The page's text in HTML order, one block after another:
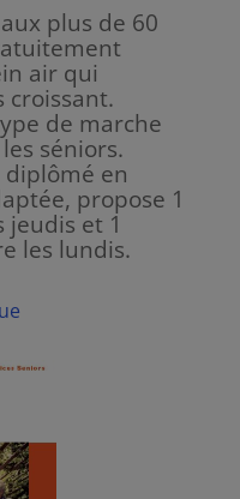
plus de 60
air qui
croissant.
de marche
séniors.
diplômé en
propose 1
jeudis et 1
les lundis.